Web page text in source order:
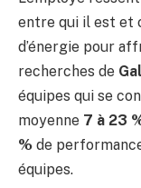
entre qui il est et
d’énergie pour
recherches de
équipes qui se
moyenne 7 à 23
% de
équipes.